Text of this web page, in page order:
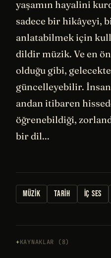
yaşamın hayalini
sadece bir hikâyeyi,
anlatabilmek için
dildir müzik. Ve en
olduğu gibi,
güncelleyebilir.
andan itibaren
öğrenebildiği,
bir dil...
MÜZIK TARIH İÇ SES
KAYNAKLAR (8)